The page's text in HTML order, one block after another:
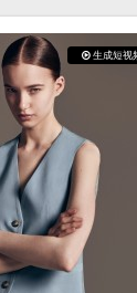
生成短视